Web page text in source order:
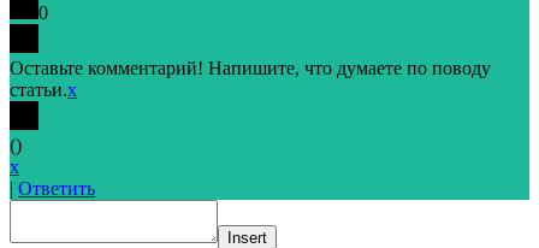
0
Оставьте комментарий! Напишите, что думаете по поводу
статьи.x
()
x
| Ответить
Insert